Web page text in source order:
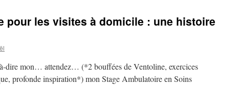
pour les visites à domicile : une histoire
à-dire mon… attendez… (*2 bouffées de Ventoline, exercices
profonde inspiration*) mon Stage Ambulatoire en Soins